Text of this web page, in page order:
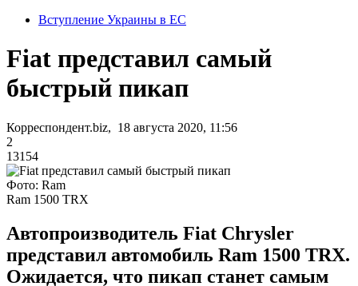
Вступление Украины в ЕС
Fiat представил самый
быстрый пикап
Корреспондент.biz, 18 августа 2020, 11:56
2
13154
Фото: Ram
Ram 1500 TRX
Автопроизводитель Fiat Chrysler
представил автомобиль Ram 1500 TRX.
Ожидается, что пикап станет самым